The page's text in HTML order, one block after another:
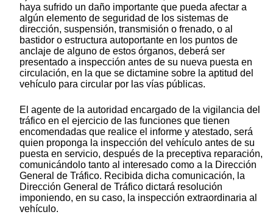
haya sufrido un daño importante que pueda afectar a
algún elemento de seguridad de los sistemas de
dirección, suspensión, transmisión o frenado, o al
bastidor o estructura autoportante en los puntos de
anclaje de alguno de estos órganos, deberá ser
presentado a inspección antes de su nueva puesta en
circulación, en la que se dictamine sobre la aptitud del
vehículo para circular por las vías públicas.
El agente de la autoridad encargado de la vigilancia del
tráfico en el ejercicio de las funciones que tienen
encomendadas que realice el informe y atestado, será
quien proponga la inspección del vehículo antes de su
puesta en servicio, después de la preceptiva reparación,
comunicándolo tanto al interesado como a la Dirección
General de Tráfico. Recibida dicha comunicación, la
Dirección General de Tráfico dictará resolución
imponiendo, en su caso, la inspección extraordinaria al
vehículo.